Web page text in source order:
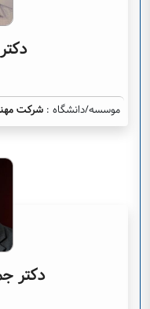
موسسه/دانشگاه : شرکت
دکتر